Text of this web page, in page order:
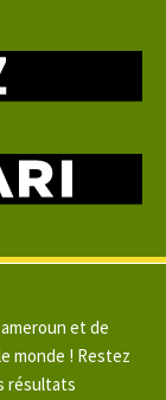
et de
monde ! Restez
résultats